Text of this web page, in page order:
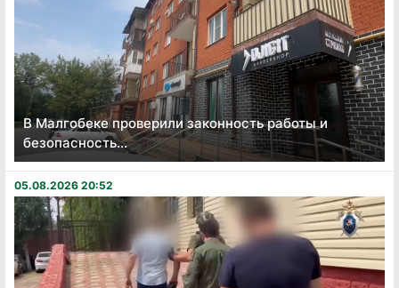
В Малгобеке проверили законность работы и
безопасность...
05.08.2026 20:52